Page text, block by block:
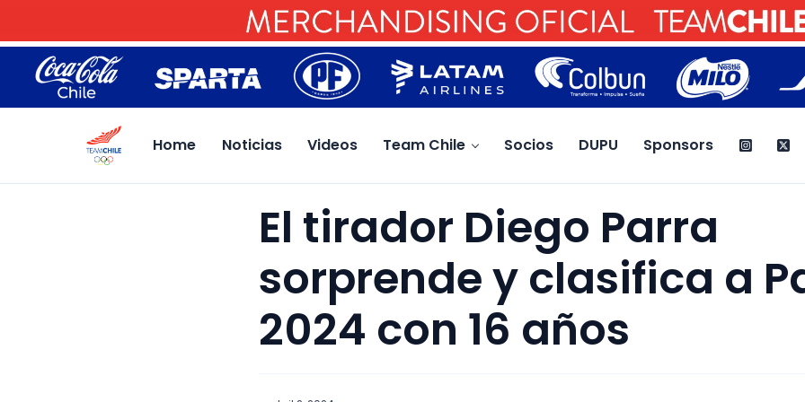
Home Noticias Videos Team Chile Socios DUPU Sponsors
El tirador Diego Parra
sorprende y clasifica a
2024 con 16 años